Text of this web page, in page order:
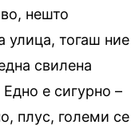
нешто
улица, тогаш ние
свилена
е сигурно –
плус, големи се